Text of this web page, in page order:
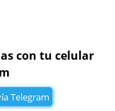
con tu celular
Telegram